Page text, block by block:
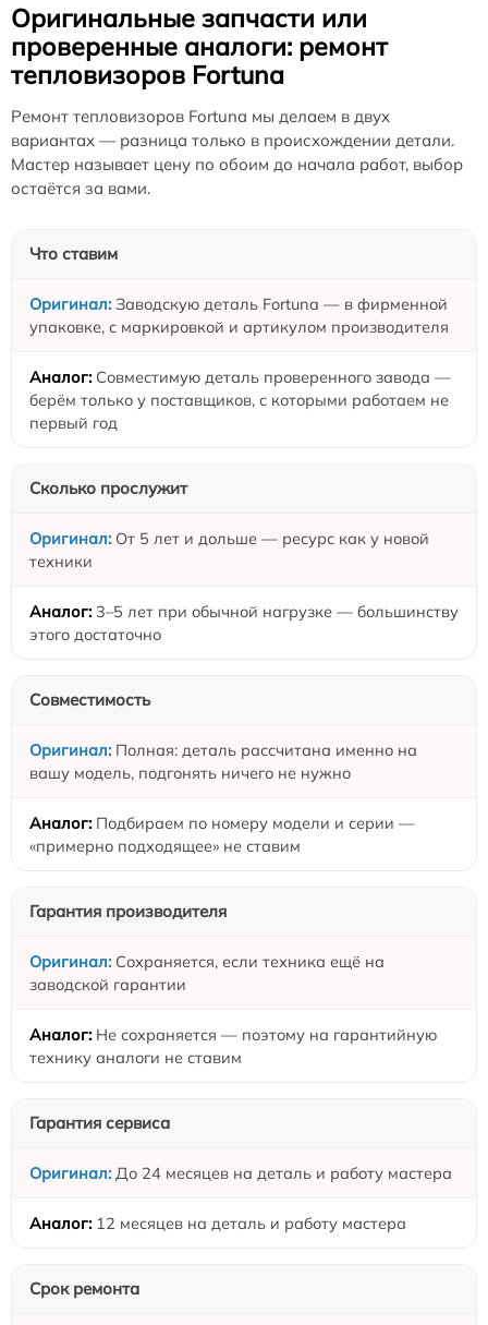
Оригинальные запчасти или
проверенные аналоги: ремонт
тепловизоров Fortuna
Ремонт тепловизоров Fortuna мы делаем в двух
вариантах — разница только в происхождении детали.
Мастер называет цену по обоим до начала работ, выбор
остаётся за вами.
Что ставим
Заводскую деталь Fortuna — в фирменной
упаковке, с маркировкой и артикулом производителя
Совместимую деталь проверенного завода —
берём только у поставщиков, с которыми работаем не
первый год
Сколько прослужит
От 5 лет и дольше — ресурс как у новой
техники
3–5 лет при обычной нагрузке — большинству
этого достаточно
Совместимость
Полная: деталь рассчитана именно на
вашу модель, подгонять ничего не нужно
Подбираем по номеру модели и серии —
«примерно подходящее» не ставим
Гарантия производителя
Сохраняется, если техника ещё на
заводской гарантии
Не сохраняется — поэтому на гарантийную
технику аналоги не ставим
Гарантия сервиса
До 24 месяцев на деталь и работу мастера
12 месяцев на деталь и работу мастера
Срок ремонта